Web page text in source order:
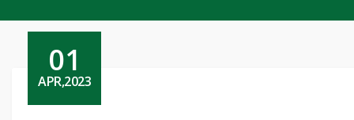
01
APR,2023